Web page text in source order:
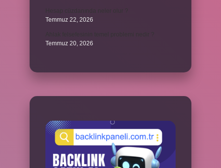
Temmuz 22, 2026
Temmuz 20, 2026